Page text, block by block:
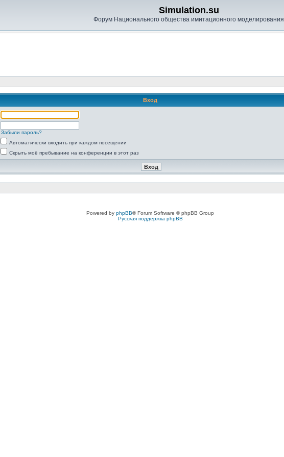
Simulation.su
Форум Национального общества имитационного моделирования
Вход
Забыли пароль?
Автоматически входить при каждом посещении
Скрыть моё пребывание на конференции в этот раз
Powered by phpBB® Forum Software © phpBB Group
Русская поддержка phpBB